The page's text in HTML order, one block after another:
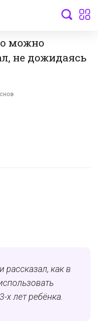
можно
не дожидаясь
как в
х лет ребёнка.